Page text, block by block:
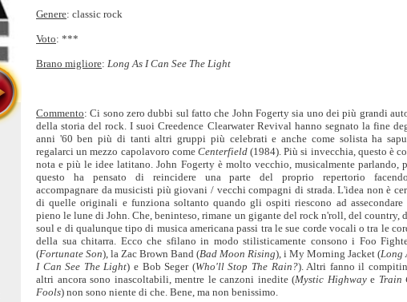
Genere: classic rock
Voto: ***
Brano migliore: Long As I Can See The Light
Commento: Ci sono zero dubbi sul fatto che John Fogerty sia uno dei più grandi
della storia del rock. I suoi Creedence Clearwater Revival hanno segnato la fine
anni '60 ben più di tanti altri gruppi più celebrati e anche come solista ha
regalarci un mezzo capolavoro come Centerfield(1984). Più si invecchia, questo è
nota e più le idee latitano. John Fogerty è molto vecchio, musicalmente parlando,
questo ha pensato di reincidere una parte del proprio repertorio
accompagnare da musicisti più giovani / vecchi compagni di strada. L'idea non è
di quelle originali e funziona soltanto quando gli ospiti riescono ad assecondare
pieno le lune di John. Che, beninteso, rimane un gigante del rock n'roll, del country,
soul e di qualunque tipo di musica americana passi tra le sue corde vocali o tra le
della sua chitarra. Ecco che sfilano in modo stilisticamente consono i Foo
(Fortunate Son), la Zac Brown Band (Bad Moon Rising), i My Morning Jacket (Long
I Can See The Light) e Bob Seger (Who'll Stop The Rain?). Altri fanno il
altri ancora sono inascoltabili, mentre le canzoni inedite (Mystic Highwaye Train
Fools) non sono niente di che. Bene, ma non benissimo.